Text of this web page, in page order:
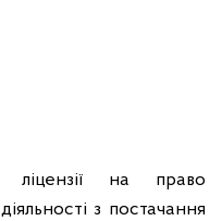
на право
з постачання